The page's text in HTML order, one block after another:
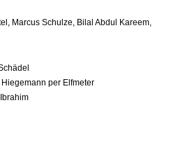
, Marcus Schulze, Bilal Abdul Kareem,
Hiegemann per Elfmeter